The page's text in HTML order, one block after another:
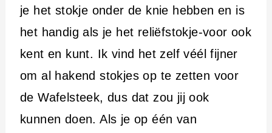
je het stokje onder de knie hebben en is
het handig als je het reliëfstokje-voor ook
kent en kunt. Ik vind het zelf véél fijner
om al hakend stokjes op te zetten voor
de Wafelsteek, dus dat zou jij ook
kunnen doen. Als je op één van